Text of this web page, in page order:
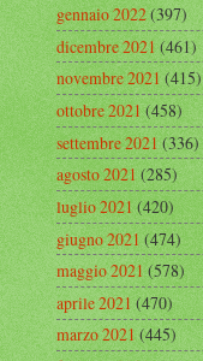
gennaio 2022(397)
dicembre 2021(461)
novembre 2021(415)
ottobre 2021(458)
settembre 2021(336)
agosto 2021(285)
luglio 2021(420)
giugno 2021(474)
maggio 2021(578)
aprile 2021(470)
marzo 2021(445)